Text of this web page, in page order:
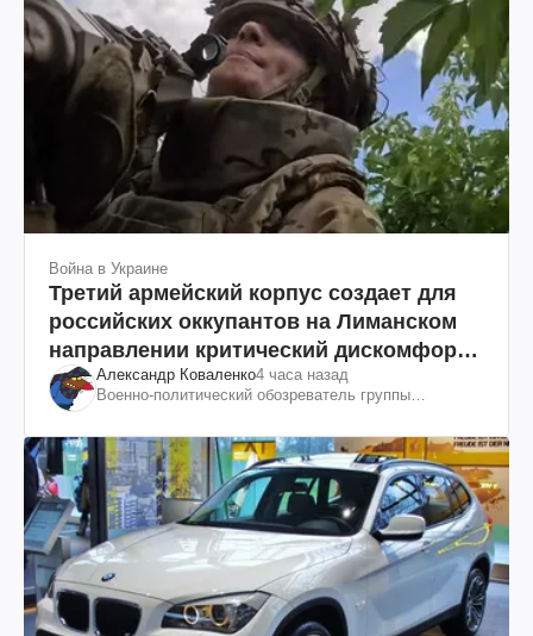
Война в Украине
Третий армейский корпус создает для
российских оккупантов на Лиманском
направлении критический дискомфорт:
как это удалось
Александр Коваленко4 часа назад
Военно-политический обозреватель группы